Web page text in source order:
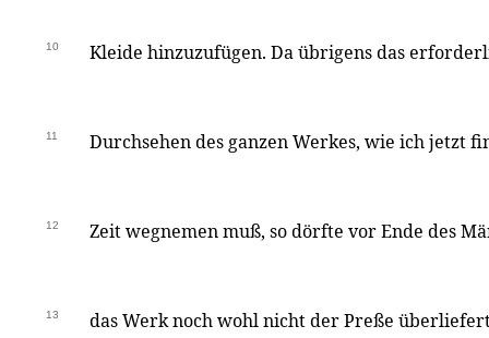
10 Kleide hinzuzufügen. Da übrigens das
11 Durchsehen des ganzen Werkes, wie ich jetzt
12 Zeit wegnemen muß, so dörfte vor Ende des
13 das Werk noch wohl nicht der Preße